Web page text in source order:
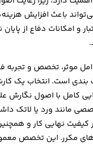
باعث افزایش
و امکانات دفاع از پایان
موثر، تخصص و تجربه
است. انتخاب یک
کامل با اصول نگارش
مانند ورد یا لاتک
کیفیت نهایی کار و
مکرر. این تخصص